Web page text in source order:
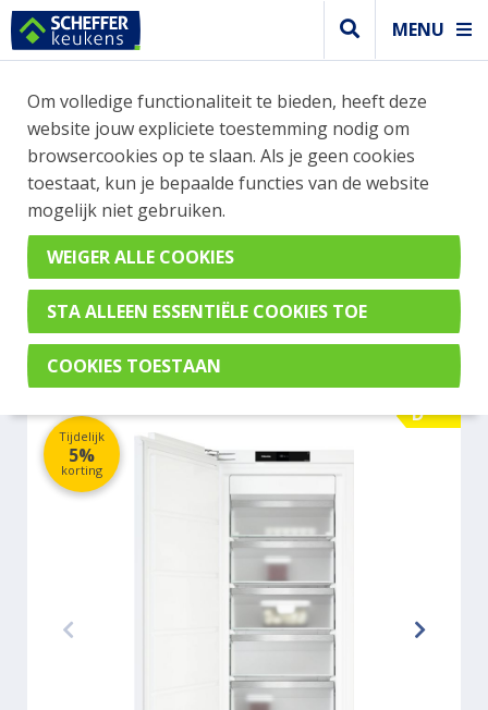
MENU
WEBSHOP BESTELLINGEN
Je kan tijdelijk geen bestelling plaatsen. Wil je je
vast oriënteren? Vergelijk eenvoudig apparaten
en merken met elkaar. Klik hier voor meer
informatie.
Koel- vrieskast
MIELE FNS7470D
Tijdelijk
5%
korting
D
Om volledige functionaliteit te bieden, heeft deze
website jouw expliciete toestemming nodig om
browsercookies op te slaan. Als je geen cookies
toestaat, kun je bepaalde functies van de website
mogelijk niet gebruiken.